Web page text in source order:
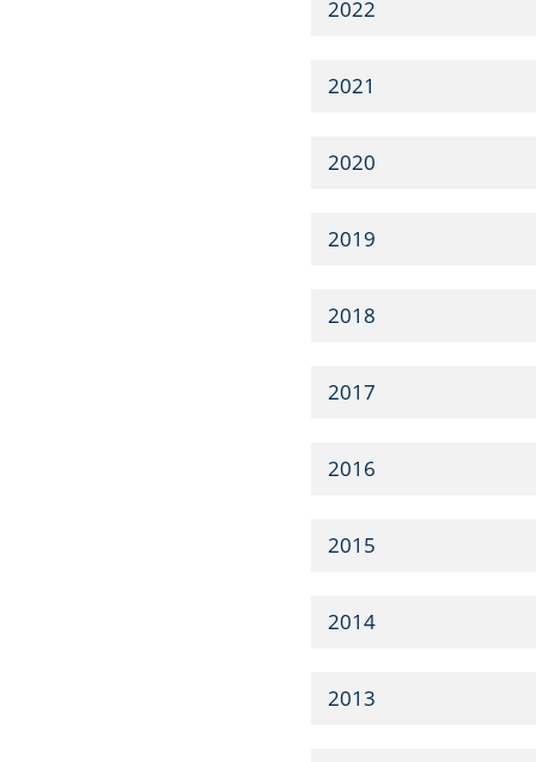
2022
2021
2020
2019
2018
2017
2016
2015
2014
2013